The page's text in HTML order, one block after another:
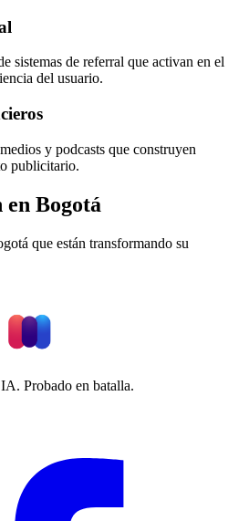
sistemas de referral que activan en el
del usuario.
y podcasts que construyen
publicitario.
en Bogotá
que están transformando su
Probado en batalla.